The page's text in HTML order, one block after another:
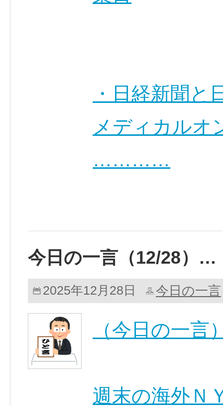
・日経新聞と
メディカルオ
…………
今日の一言（12/28）…
2025年12月28日 今日の一言
（今日の一言
週末の海外Ｎ